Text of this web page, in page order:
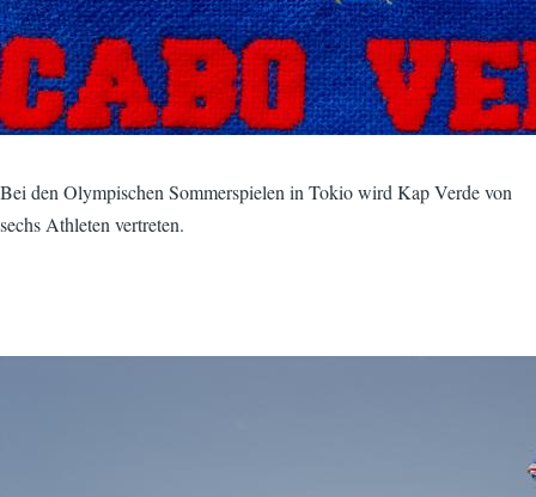
Bei den Olympischen Sommerspielen in Tokio wird Kap Verde von
sechs Athleten vertreten.